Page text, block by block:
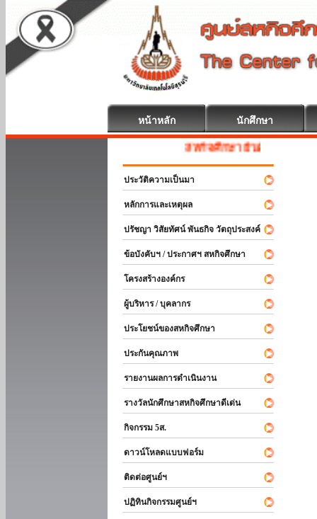
หน้าหลัก นักศึกษา
สหกิจศึกษา ยินดีต้อนรับ
ประวัติความเป็นมา
หลักการและเหตุผล
ปรัชญา วิสัยทัศน์ พันธกิจ วัตถุประสงค์
ข้อบังคับฯ / ประกาศฯ สหกิจศึกษา
โครงสร้างองค์กร
ผู้บริหาร / บุคลากร
ประโยชน์ของสหกิจศึกษา
ประกันคุณภาพ
รายงานผลการดำเนินงาน
รางวัลนักศึกษาสหกิจศึกษาดีเด่น
กิจกรรม 5ส.
ดาวน์โหลดแบบฟอร์ม
ติดต่อศูนย์ฯ
ปฏิทินกิจกรรมศูนย์ฯ